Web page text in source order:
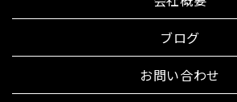
ブログ
お問い合わせ